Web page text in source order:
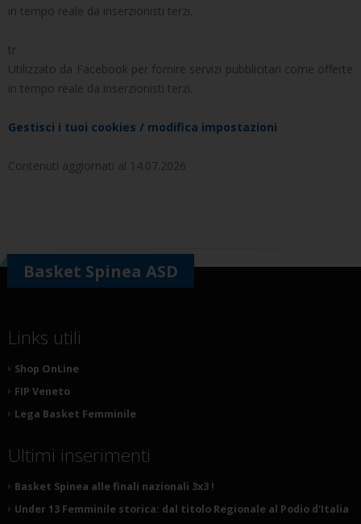
in tempo reale da inserzionisti terzi.
tr
Utilizzato da Facebook per fornire servizi pubblicitari come offerte
in tempo reale da inserzionisti terzi.
Gestisci i tuoi cookies / modifica impostazioni
Contenuti aggiornati al 14.07.2026
Basket Spinea ASD
Links utili
Shop OnLine
FIP Veneto
Lega Basket Femminile
Ultimi inserimenti
Basket Spinea alle finali nazionali 3x3 !
Under 13 Femminile storica: dal titolo Regionale al Podio d'Italia